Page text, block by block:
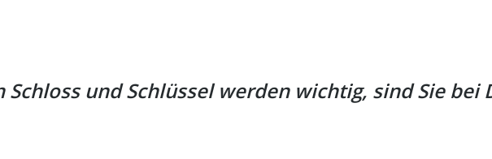
Schloss und Schlüssel werden wichtig, sind Sie bei